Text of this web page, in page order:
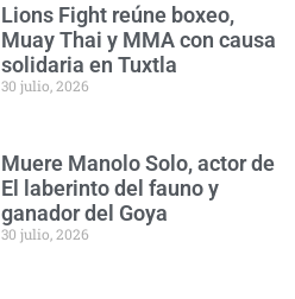
Lions Fight reúne boxeo,
Muay Thai y MMA con causa
solidaria en Tuxtla
30 julio, 2026
Muere Manolo Solo, actor de
El laberinto del fauno y
ganador del Goya
30 julio, 2026